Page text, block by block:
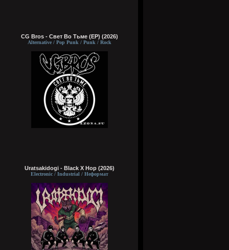
CG Bros - Свет Во Тьме (EP) (2026)
Alternative / Pop Punk / Punk / Rock
Uratsakidogi - Black X Hop (2026)
Electronic / Industrial / Неформат